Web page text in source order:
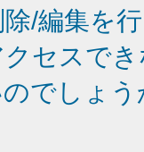
/編集を
セスで
でしょう